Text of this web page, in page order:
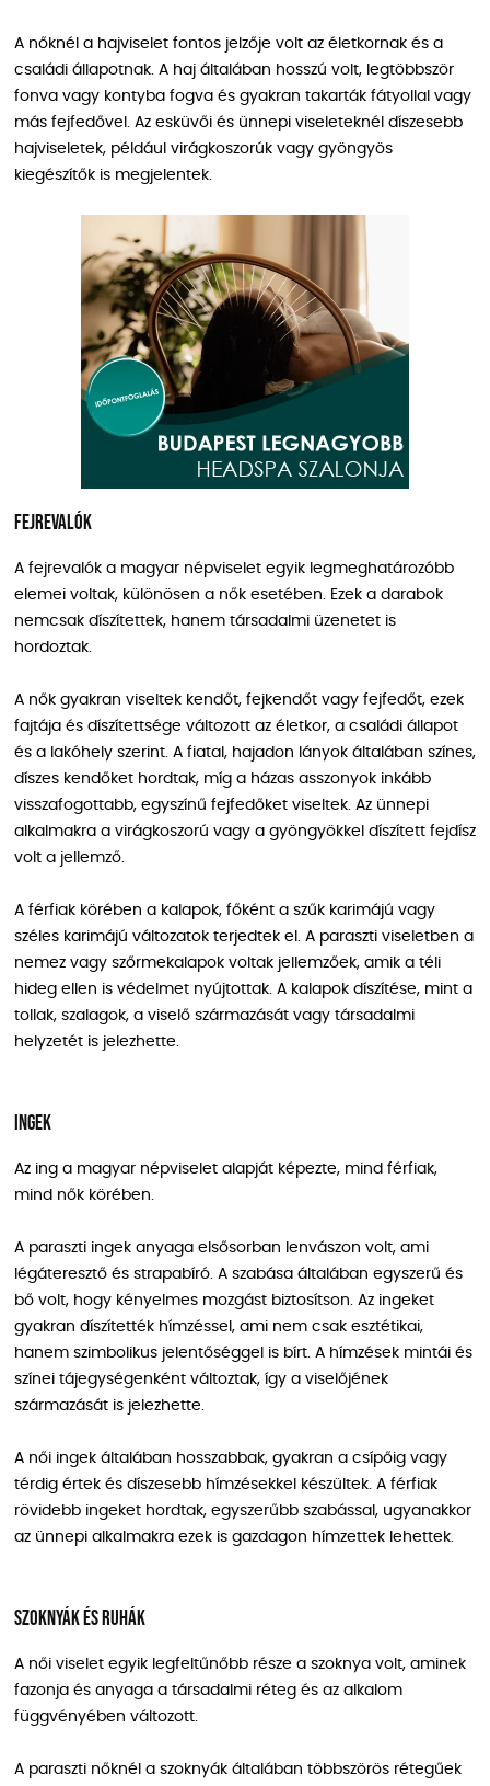
A nőknél a hajviselet fontos jelzője volt az életkornak és a
családi állapotnak. A haj általában hosszú volt, legtöbbször
fonva vagy kontyba fogva és gyakran takarták fátyollal vagy
más fejfedővel. Az esküvői és ünnepi viseleteknél díszesebb
hajviseletek, például virágkoszorúk vagy gyöngyös
kiegészítők is megjelentek.
Fejrevalók
A fejrevalók a magyar népviselet egyik legmeghatározóbb
elemei voltak, különösen a nők esetében. Ezek a darabok
nemcsak díszítettek, hanem társadalmi üzenetet is
hordoztak.
A nők gyakran viseltek kendőt, fejkendőt vagy fejfedőt, ezek
fajtája és díszítettsége változott az életkor, a családi állapot
és a lakóhely szerint. A fiatal, hajadon lányok általában színes,
díszes kendőket hordtak, míg a házas asszonyok inkább
visszafogottabb, egyszínű fejfedőket viseltek. Az ünnepi
alkalmakra a virágkoszorú vagy a gyöngyökkel díszített fejdísz
volt a jellemző.
A férfiak körében a kalapok, főként a szűk karimájú vagy
széles karimájú változatok terjedtek el. A paraszti viseletben a
nemez vagy szőrmekalapok voltak jellemzőek, amik a téli
hideg ellen is védelmet nyújtottak. A kalapok díszítése, mint a
tollak, szalagok, a viselő származását vagy társadalmi
helyzetét is jelezhette.
Ingek
Az ing a magyar népviselet alapját képezte, mind férfiak,
mind nők körében.
A paraszti ingek anyaga elsősorban lenvászon volt, ami
légáteresztő és strapabíró. A szabása általában egyszerű és
bő volt, hogy kényelmes mozgást biztosítson. Az ingeket
gyakran díszítették hímzéssel, ami nem csak esztétikai,
hanem szimbolikus jelentőséggel is bírt. A hímzések mintái és
színei tájegységenként változtak, így a viselőjének
származását is jelezhette.
A női ingek általában hosszabbak, gyakran a csípőig vagy
térdig értek és díszesebb hímzésekkel készültek. A férfiak
rövidebb ingeket hordtak, egyszerűbb szabással, ugyanakkor
az ünnepi alkalmakra ezek is gazdagon hímzettek lehettek.
Szoknyák és ruhák
A női viselet egyik legfeltűnőbb része a szoknya volt, aminek
fazonja és anyaga a társadalmi réteg és az alkalom
függvényében változott.
A paraszti nőknél a szoknyák általában többszörös rétegűek